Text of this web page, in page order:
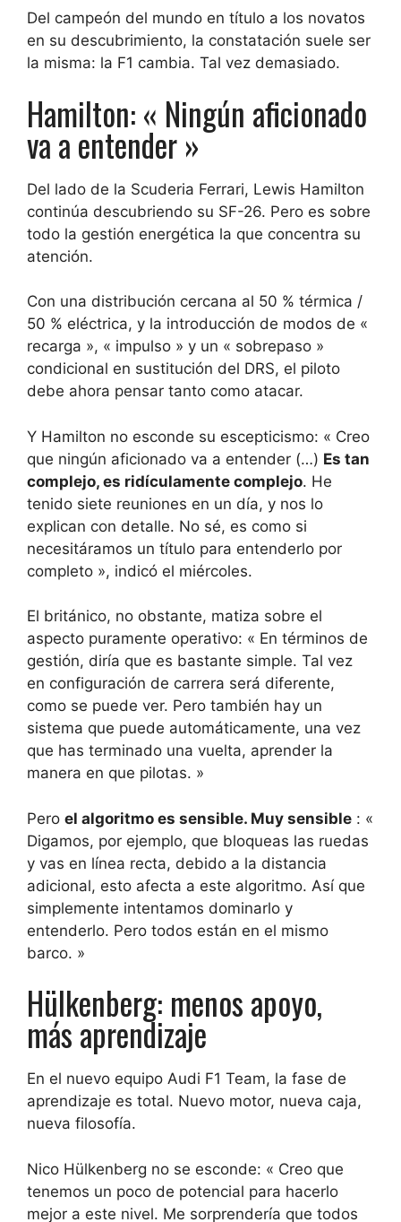
Del campeón del mundo en título a los novatos
en su descubrimiento, la constatación suele ser
la misma: la F1 cambia. Tal vez demasiado.
Hamilton: « Ningún aficionado
va a entender »
Del lado de la Scuderia Ferrari, Lewis Hamilton
continúa descubriendo su SF-26. Pero es sobre
todo la gestión energética la que concentra su
atención.
Con una distribución cercana al 50 % térmica /
50 % eléctrica, y la introducción de modos de «
recarga », « impulso » y un « sobrepaso »
condicional en sustitución del DRS, el piloto
debe ahora pensar tanto como atacar.
Y Hamilton no esconde su escepticismo: « Creo
que ningún aficionado va a entender (…) Es tan
complejo, es ridículamente complejo. He
tenido siete reuniones en un día, y nos lo
explican con detalle. No sé, es como si
necesitáramos un título para entenderlo por
completo », indicó el miércoles.
El británico, no obstante, matiza sobre el
aspecto puramente operativo: « En términos de
gestión, diría que es bastante simple. Tal vez
en configuración de carrera será diferente,
como se puede ver. Pero también hay un
sistema que puede automáticamente, una vez
que has terminado una vuelta, aprender la
manera en que pilotas. »
Pero el algoritmo es sensible. Muy sensible : «
Digamos, por ejemplo, que bloqueas las ruedas
y vas en línea recta, debido a la distancia
adicional, esto afecta a este algoritmo. Así que
simplemente intentamos dominarlo y
entenderlo. Pero todos están en el mismo
barco. »
Hülkenberg: menos apoyo,
más aprendizaje
En el nuevo equipo Audi F1 Team, la fase de
aprendizaje es total. Nuevo motor, nueva caja,
nueva filosofía.
Nico Hülkenberg no se esconde: « Creo que
tenemos un poco de potencial para hacerlo
mejor a este nivel. Me sorprendería que todos